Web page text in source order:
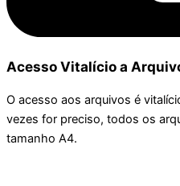
Acesso Vitalício a
O acesso aos arquivos é
vezes for preciso, todos os
tamanho A4.